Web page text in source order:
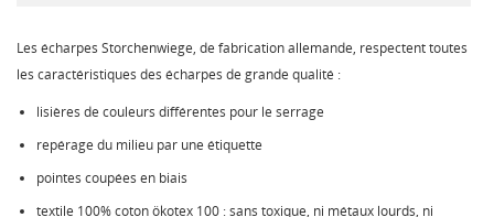
Les écharpes Storchenwiege, de fabrication allemande, respectent toutes
les caractéristiques des écharpes de grande qualité :
lisières de couleurs différentes pour le serrage
repérage du milieu par une étiquette
pointes coupées en biais
textile 100% coton ökotex 100 : sans toxique, ni métaux lourds, ni